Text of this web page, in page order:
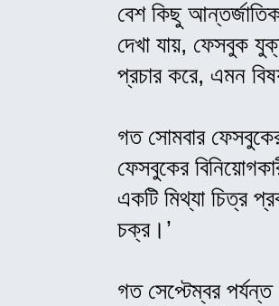
বেশ কিছু
দেখা যায়, ফেসবুক
প্রচার করে, এমন
গত সোমবার ফেসবুকের
ফেসবুকের
একটি মিথ্যা চিত্র
চক্র।’
গত সেপ্টেম্বর